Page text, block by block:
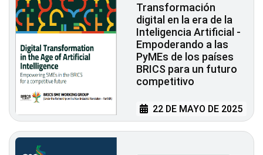
Transformación
digital en la era de la
Inteligencia Artificial -
Empoderando a las
PyMEs de los países
BRICS para un futuro
competitivo
22 DE MAYO DE 2025